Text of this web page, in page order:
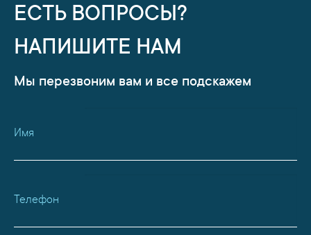
ЕСТЬ ВОПРОСЫ?
НАПИШИТЕ НАМ
Мы перезвоним вам и все подскажем
Имя
Телефон